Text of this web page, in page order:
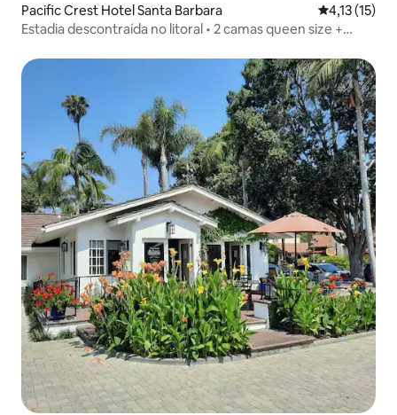
Pacific Crest Hotel Santa Barbara 4,13 de uma
4,13 (15)
Estadia descontraída no litoral • 2 camas queen size +